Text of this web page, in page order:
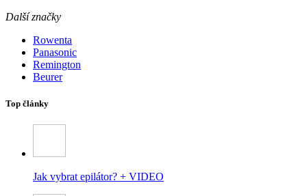
Další značky
Rowenta
Panasonic
Remington
Beurer
Top články
Jak vybrat epilátor? + VIDEO